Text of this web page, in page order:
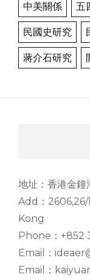
中美關係 五
民國史研究
蔣介石研究
地址：香港金鐘
Add：
Kong
Phone：+852
Email：
Email：